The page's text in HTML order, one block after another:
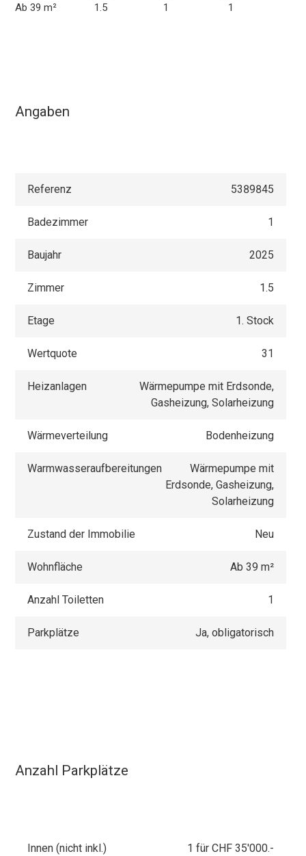
Ab 39 m² 1.5 1 1
Angaben
Referenz 5389845
Badezimmer 1
Baujahr 2025
Zimmer 1.5
Etage 1. Stock
Wertquote 31
Heizanlagen
Wärmepumpe mit Erdsonde,
Gasheizung, Solarheizung
Wärmeverteilung Bodenheizung
Warmwasseraufbereitungen
Wärmepumpe mit
Erdsonde, Gasheizung,
Solarheizung
Zustand der Immobilie Neu
Wohnfläche Ab 39 m²
Anzahl Toiletten 1
Parkplätze Ja, obligatorisch
Anzahl Parkplätze
Innen (nicht inkl.) 1 für CHF 35'000.-